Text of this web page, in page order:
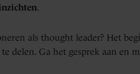
.
als thought leader? Het
delen. Ga het gesprek aan en